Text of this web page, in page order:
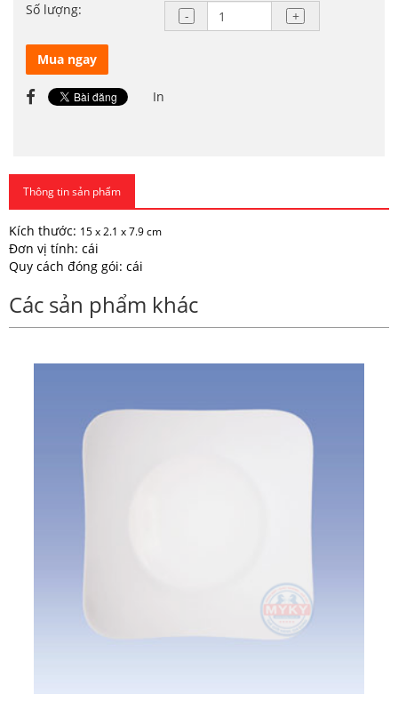
Số lượng:
Mua ngay
In
Thông tin sản phẩm
Kích thước: 15 x 2.1 x 7.9 cm
Đơn vị tính: cái
Quy cách đóng gói: cái
Các sản phẩm khác